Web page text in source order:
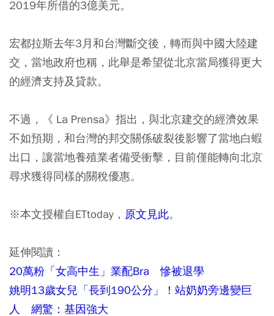
2019年所借的3億美元。
宏都拉斯去年3月和台灣斷交後，轉而與中國大陸建
交，當地政府也稱，此舉是希望從北京當局獲得更大
的經濟支持及貸款。
不過，《 La Prensa》指出，與北京建交的經濟效果
不如預期，和台灣的邦交關係破裂後影響了當地白蝦
出口，讓當地養殖業者備受衝擊，目前僅能轉向北京
尋求獲得同樣的關稅優惠。
※本文授權自ETtoday， 原文見此。
延伸閱讀：
20萬粉「女高中生」業配Bra 慘被退學
姚明13歲女兒「長到190公分」！站奶奶旁邊變巨
人 網驚：基因強大